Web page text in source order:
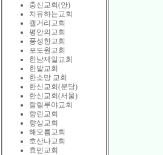
충신교회(안)
치유하는교회
캘거리교회
평안의교회
풍성한교회
포도원교회
한남제일교회
한밭교회
한소망 교회
한신교회(분당)
한신교회(서울)
할렐루야교회
향린교회
향상교회
해오름교회
호산나교회
효민교회